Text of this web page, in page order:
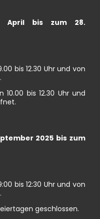
April bis zum 28.
bis 12.30 Uhr und von
bis 12.30 Uhr und
2025 bis zum
bis 12:30 Uhr und von
geschlossen.